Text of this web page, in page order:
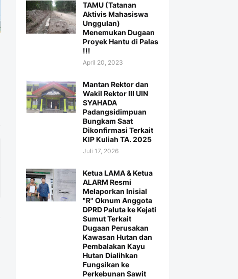
TAMU (Tatanan
Aktivis Mahasiswa
Unggulan)
Menemukan Dugaan
Proyek Hantu di Palas
!!!
April 20, 2023
Mantan Rektor dan
Wakil Rektor III UIN
SYAHADA
Padangsidimpuan
Bungkam Saat
Dikonfirmasi Terkait
KIP Kuliah TA. 2025
Juli 17, 2026
Ketua LAMA & Ketua
ALARM Resmi
Melaporkan Inisial
"R" Oknum Anggota
DPRD Paluta ke Kejati
Sumut Terkait
Dugaan Perusakan
Kawasan Hutan dan
Pembalakan Kayu
Hutan Dialihkan
Fungsikan ke
Perkebunan Sawit